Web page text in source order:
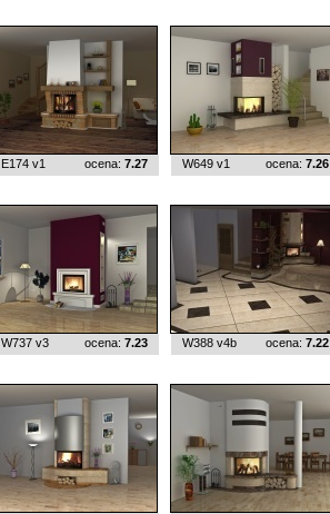
E174 v1 ocena: 7.27 W649 v1 ocena: 7.26
W737 v3 ocena: 7.23 W388 v4b ocena: 7.22